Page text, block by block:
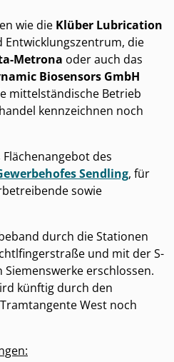
wie die Klüber Lubrication
Entwicklungszentrum, die
Metrona oder auch das
Biosensors GmbH
mittelständische Betrieb
kennzeichnen noch
des
Sendling, für
sowie
durch die Stationen
und mit der S-
Siemenswerke erschlossen.
künftig durch den
West noch